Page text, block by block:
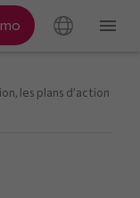
les plans d’action